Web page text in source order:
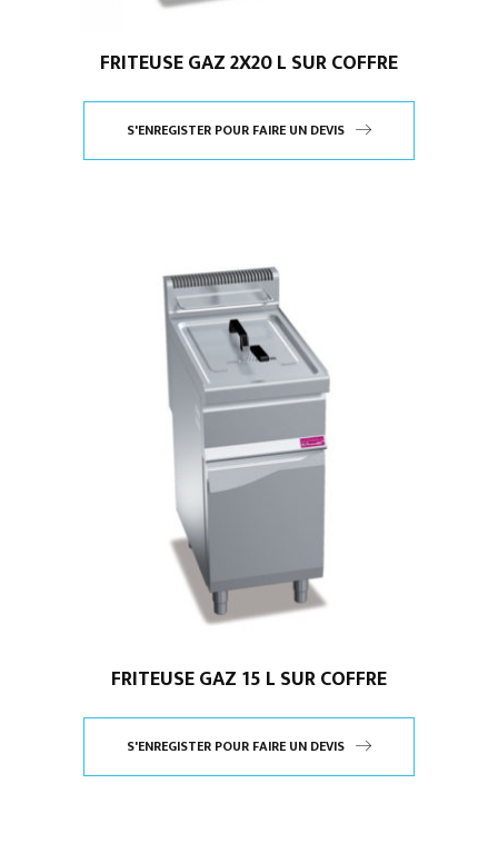
FRITEUSE GAZ 2X20 L SUR COFFRE
S'ENREGISTER POUR FAIRE UN DEVIS
FRITEUSE GAZ 15 L SUR COFFRE
S'ENREGISTER POUR FAIRE UN DEVIS